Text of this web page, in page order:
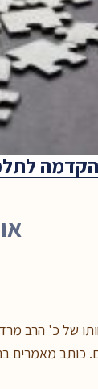
הקדמה
של כ' הרב
מאמרים